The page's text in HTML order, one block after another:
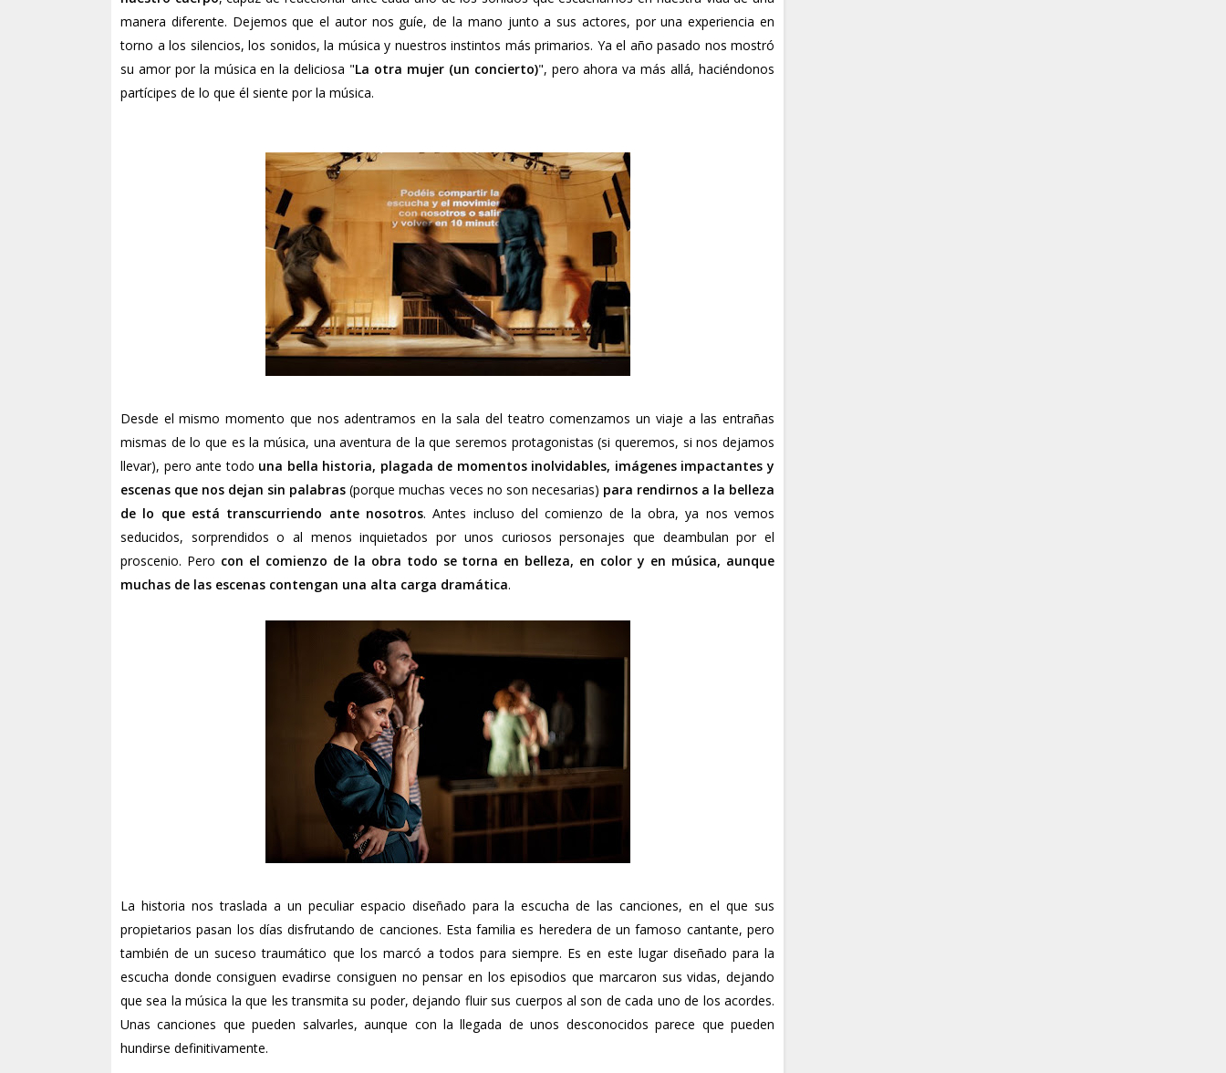
manera diferente. Dejemos que el autor nos guíe, de la mano junto a sus actores, por una experiencia en
torno a los silencios, los sonidos, la música y nuestros instintos más primarios. Ya el año pasado nos mostró
su amor por la música en la deliciosa "La otra mujer (un concierto)", pero ahora va más allá, haciéndonos
partícipes de lo que él siente por la música.
Desde el mismo momento que nos adentramos en la sala del teatro comenzamos un viaje a las entrañas
mismas de lo que es la música, una aventura de la que seremos protagonistas (si queremos, si nos dejamos
llevar), pero ante todo una bella historia, plagada de momentos inolvidables, imágenes impactantes y
escenas que nos dejan sin palabras (porque muchas veces no son necesarias) para rendirnos a la belleza
de lo que está transcurriendo ante nosotros. Antes incluso del comienzo de la obra, ya nos vemos
seducidos, sorprendidos o al menos inquietados por unos curiosos personajes que deambulan por el
proscenio. Pero con el comienzo de la obra todo se torna en belleza, en color y en música, aunque
muchas de las escenas contengan una alta carga dramática.
La historia nos traslada a un peculiar espacio diseñado para la escucha de las canciones, en el que sus
propietarios pasan los días disfrutando de canciones. Esta familia es heredera de un famoso cantante, pero
también de un suceso traumático que los marcó a todos para siempre. Es en este lugar diseñado para la
escucha donde consiguen evadirse consiguen no pensar en los episodios que marcaron sus vidas, dejando
que sea la música la que les transmita su poder, dejando fluir sus cuerpos al son de cada uno de los acordes.
Unas canciones que pueden salvarles, aunque con la llegada de unos desconocidos parece que pueden
hundirse definitivamente.